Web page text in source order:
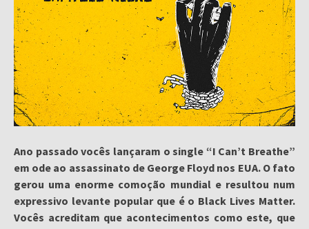
Ano passado vocês lançaram o single “I Can’t Breathe”
em ode ao assassinato de George Floyd nos EUA. O fato
gerou uma enorme comoção mundial e resultou num
expressivo levante popular que é o Black Lives Matter.
Vocês acreditam que acontecimentos como este, que